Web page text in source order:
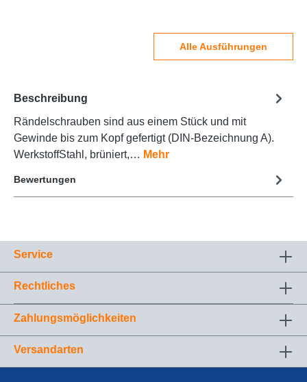
Alle Ausführungen
Beschreibung
Rändelschrauben sind aus einem Stück und mit
Gewinde bis zum Kopf gefertigt (DIN-Bezeichnung A).
WerkstoffStahl, brüniert,… Mehr
Bewertungen
Service
Rechtliches
Zahlungsmöglichkeiten
Versandarten